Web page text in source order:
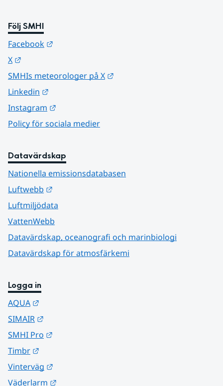
Följ SMHI
Facebook
X
SMHIs meteorologer på X
Linkedin
Instagram
Policy för sociala medier
Datavärdskap
Nationella emissionsdatabasen
Luftwebb
Luftmiljödata
VattenWebb
Datavärdskap, oceanografi och marinbiologi
Datavärdskap för atmosfärkemi
Logga in
AQUA
SIMAIR
SMHI Pro
Timbr
Vinterväg
Väderlarm